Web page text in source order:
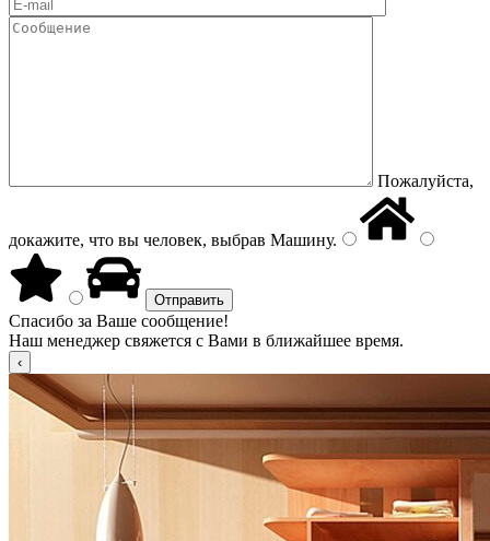
Пожалуйста,
докажите, что вы человек, выбрав Машину.
Спасибо за Ваше сообщение!
Наш менеджер свяжется с Вами в ближайшее время.